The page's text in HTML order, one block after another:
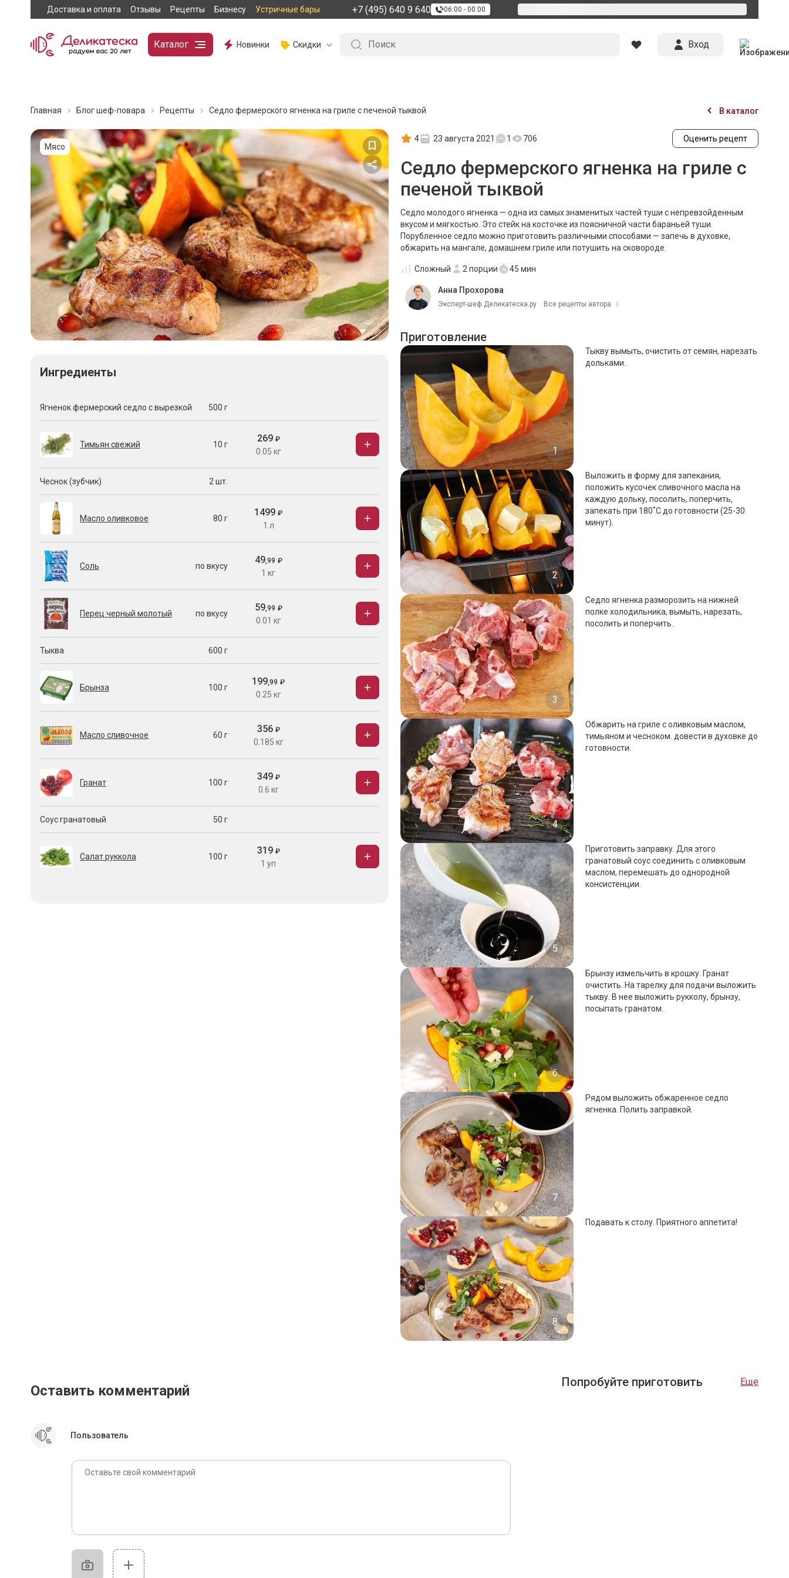
Доставка и оплата Отзывы Рецепты Бизнесу Устричные бары +7 (495) 640 9 640 06:00 - 00:00
Каталог Новинки Скидки Вход
Главная Блог шеф-повара Рецепты Седло фермерского ягненка на гриле с печеной тыквой В каталог
Мясо
Ингредиенты
Ягненок фермерский седло с вырезкой 500 г
Тимьян свежий 10 г
269 ₽
0.05 кг
Чеснок (зубчик) 2 шт.
Масло оливковое 80 г
1499 ₽
1 л
Соль по вкусу
49,99 ₽
1 кг
Перец черный молотый по вкусу
59,99 ₽
0.01 кг
Тыква 600 г
Брынза 100 г
199,99 ₽
0.25 кг
Масло сливочное 60 г
356 ₽
0.185 кг
Гранат 100 г
349 ₽
0.6 кг
Соус гранатовый 50 г
Салат руккола 100 г
319 ₽
1 уп
4 23 августа 2021 1 706 Оценить рецепт
Седло фермерского ягненка на гриле с
печеной тыквой
Седло молодого ягненка — одна из самых знаменитых частей туши с непревзойденным
вкусом и мягкостью. Это стейк на косточке из поясничной части бараньей туши.
Порубленное седло можно приготовить различными способами — запечь в духовке,
обжарить на мангале, домашнем гриле или потушить на сковороде.
Сложный 2порции 45 мин
Анна Прохорова
Эксперт-шеф Деликатеска.ру Все рецепты автора
Приготовление
1
Тыкву вымыть, очистить от семян, нарезать
дольками.
2
Выложить в форму для запекания,
положить кусочек сливочного масла на
каждую дольку, посолить, поперчить,
запекать при 180˚C до готовности (25-30
минут).
3
Седло ягненка разморозить на нижней
полке холодильника, вымыть, нарезать,
посолить и поперчить.
4
Обжарить на гриле с оливковым маслом,
тимьяном и чесноком. довести в духовке до
готовности.
5
Приготовить заправку. Для этого
гранатовый соус соединить с оливковым
маслом, перемешать до однородной
консистенции.
6
Брынзу измельчить в крошку. Гранат
очистить. На тарелку для подачи выложить
тыкву. В нее выложить рукколу, брынзу,
посыпать гранатом.
7
Рядом выложить обжаренное седло
ягненка. Полить заправкой.
8
Подавать к столу. Приятного аппетита!
Оставить комментарий
Пользователь
Попробуйте приготовить Еще